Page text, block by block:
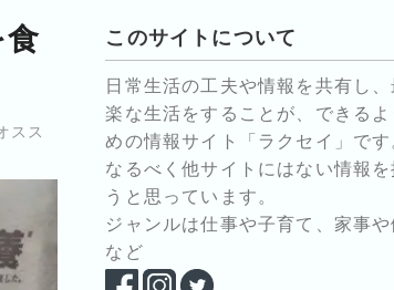
食
スス
このサイトについて
日常生活の工夫や情報を共有し、
楽な生活をすることが、できるよ
めの情報サイト「ラクセイ」です
なるべく他サイトにはない情報を
うと思っています。
ジャンルは仕事や子育て、家事
など